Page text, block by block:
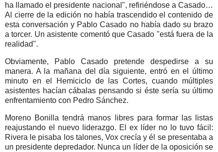
ha llamado el presidente nacional", refiriéndose a Casado…
Al cierre de la edición no había trascendido el contenido de
esta conversación y Pablo Casado no había dado su brazo
a torcer. Un asistente comentó que Casado "está fuera de la
realidad".
Obviamente, Pablo Casado pretende despedirse a su
manera. A la mañana del día siguiente, entró en el último
minuto en el Hemiciclo de las Cortes, cuando múltiples
asistentes hacían cábalas pensando si éste sería su último
enfrentamiento con Pedro Sánchez.
Moreno Bonilla tendrá manos libres para formar las listas
reajustando el nuevo liderazgo. El ex líder no lo tuvo fácil:
Rivera le pisaba los talones, Vox crecía y él se presentaba a
un presidente depredador. Nunca un líder de la oposición se